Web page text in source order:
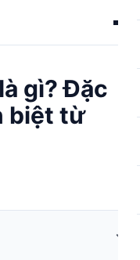
gì? Đặc
biệt từ